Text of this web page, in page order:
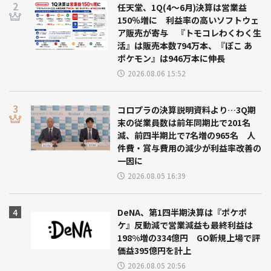
任天堂、1Q(4～6月)決算は営業益
150％増に 利益率の高いソフトウェ
ア販売が寄与 『トモコレわくわく生
活』は販売本数794万本、『ぽこ あ
ポケモン』は946万本に伸長
2026.08.06 15:52
コロプラの決算説明資料より…3Q期
末の従業員数は前年同期比で201名
減、前四半期比で7名増の965名 人
件費・賞与費用の減少が利益率改善の
一因に
2026.08.05 16:39
DeNA、第1四半期決算は『ポケポ
ケ』反動減で営業減益も最終利益は
198%増の334億円 GO新規上場で評
価益395億円を計上
2026.08.05 20:56